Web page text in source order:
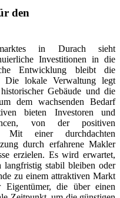
den
in Durach sieht
Investitionen in die
Entwicklung bleibt die
Die lokale Verwaltung legt
Gebäude und die
dem wachsenden Bedarf
bieten Investoren und
von der positiven
Mit einer durchdachten
durch erfahrene Makler
erzielen. Es wird erwartet,
langfristig stabil bleiben oder
zu einem attraktiven Markt
die über einen